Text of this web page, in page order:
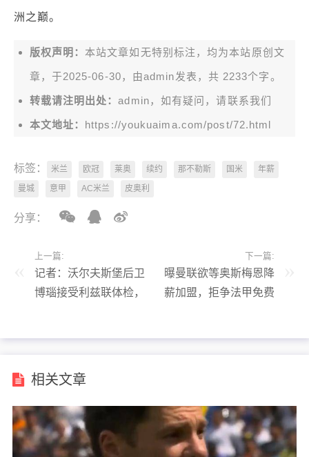
洲之巅。
版权声明： 本站文章如无特别标注，均为本站原创文
章，于2025-06-30，由admin发表，共 2233个字。
转载请注明出处：admin，如有疑问，请联系我们
本文地址： https://youkuaima.com/post/72.html
标签： 米兰 欧冠 莱奥 续约 那不勒斯 国米
年薪
曼城
意甲 AC米兰 皮奥利
分享：
上一篇:
记者：沃尔夫斯堡后卫
博瑙接受利兹联体检，
下一篇:
曝曼联欲等奥斯梅恩降
薪加盟，拒争法甲免费
相关文章